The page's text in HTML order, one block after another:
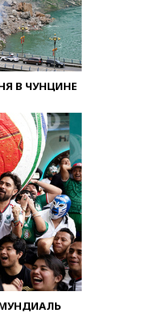
В ЧУНЦИНЕ